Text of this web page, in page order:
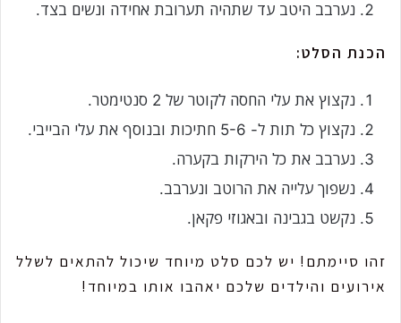
נערבב היטב עד שתהיה תערובת אחידה ונשים בצד.
הכנת הסלט:
נקצוץ את עלי החסה לקוטר של 2 סנטימטר.
נקצוץ כל תות ל- 5-6 חתיכות ובנוסף את עלי הבייבי.
נערבב את כל הירקות בקערה.
נשפוך עלייה את הרוטב ונערבב.
נקשט בגבינה ובאגוזי פקאן.
זהו סיימתם! יש לכם סלט מיוחד שיכול להתאים לשלל
אירועים והילדים שלכם יאהבו אותו במיוחד!